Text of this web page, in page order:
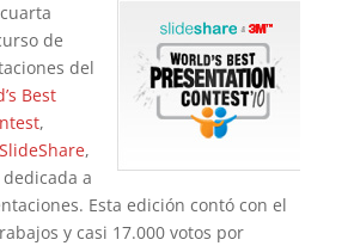
de
del
Best
,
SlideShare,
a
Esta edición contó con el
y casi 17.000 votos por